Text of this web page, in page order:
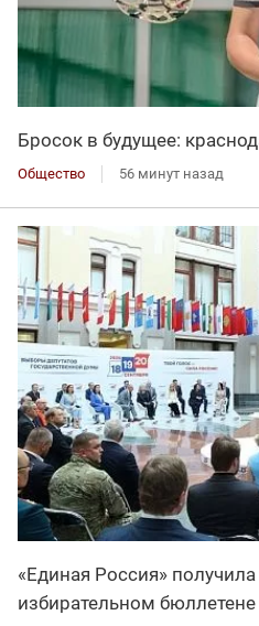
Бросок в будущее:
Общество 56 минут назад
«Единая Россия»
избирательном